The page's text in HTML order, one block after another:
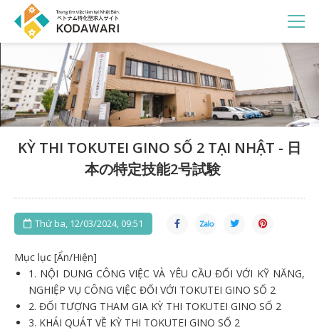
KỲ THI TOKUTEI GINO SỐ 2 TẠI NHẬT - 日
本の特定技能2号試験
Thứ ba, 12/03/2024, 09:51
Mục lục [Ẩn/Hiện]
1. NỘI DUNG CÔNG VIỆC VÀ YÊU CẦU ĐỐI VỚI KỸ NĂNG,
NGHIỆP VỤ CÔNG VIỆC ĐỐI VỚI TOKUTEI GINO SỐ 2
2. ĐỐI TƯỢNG THAM GIA KỲ THI TOKUTEI GINO SỐ 2
3. KHÁI QUÁT VỀ KỲ THI TOKUTEI GINO SỐ 2